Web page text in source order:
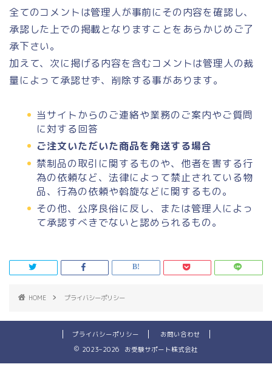
全てのコメントは管理人が事前にその内容を確認し、
承認した上での掲載となりますことをあらかじめご了
承下さい。
加えて、次に掲げる内容を含むコメントは管理人の裁
量によって承認せず、削除する事があります。
当サイトからのご連絡や業務のご案内やご質問
に対する回答
ご注文いただいた商品を発送する場合
禁制品の取引に関するものや、他者を害する行
為の依頼など、法律によって禁止されている物
品、行為の依頼や斡旋などに関するもの。
その他、公序良俗に反し、または管理人によっ
て承認すべきでないと認められるもの。
HOME プライバシーポリシー
プライバシーポリシー
お問い合わせ
2023–2026 お受験サポート株式会社